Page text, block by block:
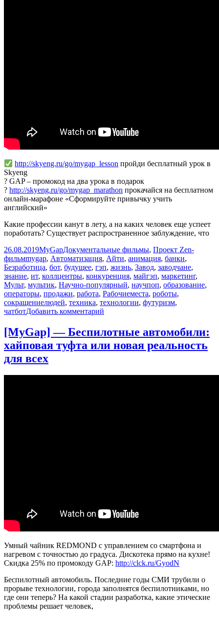
http://skyeng.ru/go/mygap_lesson пройди бесплатный урок в
Skyeng
? GAP – промокод на два урока в подарок
? http://skyeng.ru/go/mygap_marathon прокачайся на бесплатном
онлайн-марафоне «Сформируйте привычку учить
английский»
Какие профессии канут в лету, а на каких человек еще успеет
поработать? Существует распространенное заблуждение, что
Опубликовано
26.08.2019Автор
MyGapРубрики
Документальные фильмы, Проект Zen-
фильмМетки
mygap, Автоматизация, Айти, анимация, банки,
Безработица, бот, будущее, гэп, жизнь, Завод, заводчане,
знание, ит, коллцентры, конкуренция, майгэп, маркетинг,
Мульт, мультик, Научно-популярный, научпоп, образование,
операторы, продажи, работа, Рабочиеместа, роботы,
сокращениелюдей, техника, технологии, футуризм,
чатботДобавить комментарий
—
Какие
[MyGap] — Беспилотные автомобили:
хайповая туфта или новая реальность
для всех
Умный чайник REDMOND с управлением со смартфона и
нагревом с точностью до градуса. Дискотека прямо на кухне!
Скидка 25% по промокоду GAP: http://clck.ru/GyodN
Беспилотный автомобиль. Последние годы СМИ трубили о
прорыве технологии, города заполнятся беспилотниками, но
где они теперь? На какой стадии разработка, какие этические
проблемы решает человек,